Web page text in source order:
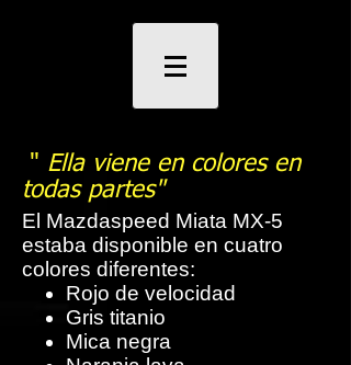
" Ella viene en colores en
todas partes"
El Mazdaspeed Miata MX-5
estaba disponible en cuatro
colores diferentes:
Rojo de velocidad
Gris titanio
Mica negra